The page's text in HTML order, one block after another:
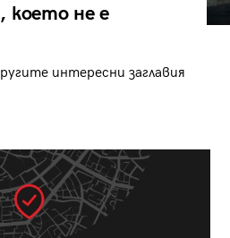
което не е
интересни заглавия